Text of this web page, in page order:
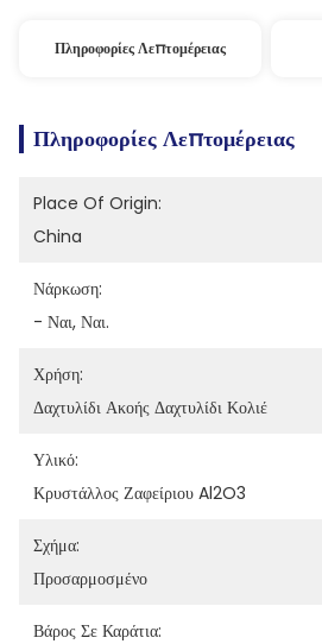
Πληροφορίες Λεπτομέρειας
Πληροφορίες Λεπτομέρειας
Place Of Origin:
China
Νάρκωση:
- Ναι, Ναι.
Χρήση:
Δαχτυλίδι Ακοής Δαχτυλίδι Κολιέ
Υλικό:
Κρυστάλλος Ζαφείριου Al2O3
Σχήμα:
Προσαρμοσμένο
Βάρος Σε Καράτια: